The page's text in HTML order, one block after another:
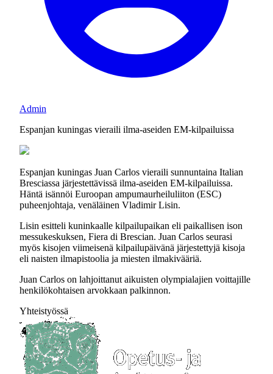
Admin
Espanjan kuningas vieraili ilma-aseiden EM-kilpailuissa
Espanjan kuningas Juan Carlos vieraili sunnuntaina Italian
Bresciassa järjestettävissä ilma-aseiden EM-kilpailuissa.
Häntä isännöi Euroopan ampumaurheiluliiton (ESC)
puheenjohtaja, venäläinen Vladimir Lisin.
Lisin esitteli kuninkaalle kilpailupaikan eli paikallisen ison
messukeskuksen, Fiera di Brescian. Juan Carlos seurasi
myös kisojen viimeisenä kilpailupäivänä järjestettyjä kisoja
eli naisten ilmapistoolia ja miesten ilmakivääriä.
Juan Carlos on lahjoittanut aikuisten olympialajien voittajille
henkilökohtaisen arvokkaan palkinnon.
Yhteistyössä